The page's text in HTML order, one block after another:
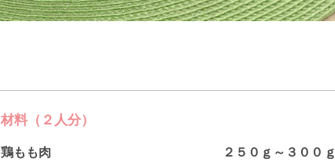
材料（２人分）
鶏もも肉
２５０ｇ～３００ｇ